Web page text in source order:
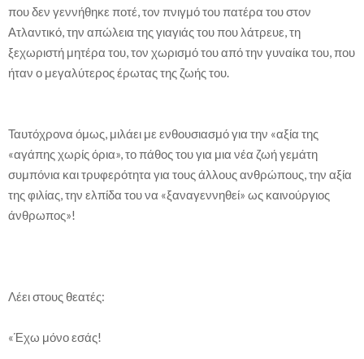
που δεν γεννήθηκε ποτέ, τον πνιγμό του πατέρα του στον
Ατλαντικό, την απώλεια της γιαγιάς του που λάτρευε, τη
ξεχωριστή μητέρα του, τον χωρισμό του από την γυναίκα του, που
ήταν ο μεγαλύτερος έρωτας της ζωής του.
Ταυτόχρονα όμως, μιλάει με ενθουσιασμό για την «αξία της
«αγάπης χωρίς όρια», το πάθος του για μια νέα ζωή γεμάτη
συμπόνια και τρυφερότητα για τους άλλους ανθρώπους, την αξία
της φιλίας, την ελπίδα του να «ξαναγεννηθεί» ως καινούργιος
άνθρωπος»!
Λέει στους θεατές:
«Έχω μόνο εσάς!